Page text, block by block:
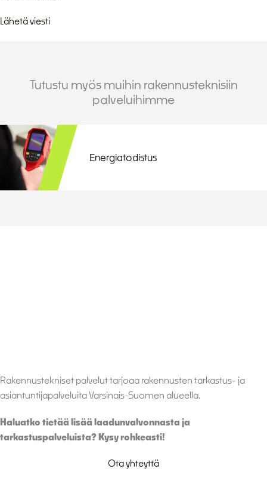
Lähetä viesti
Tutustu myös muihin rakennusteknisiin
palveluihimme
Energiatodistus
Rakennustekniset palvelut tarjoaa rakennusten tarkastus- ja
asiantuntijapalveluita Varsinais-Suomen alueella.
Haluatko tietää lisää laadunvalvonnasta ja
tarkastuspalveluista? Kysy rohkeasti!
Ota yhteyttä